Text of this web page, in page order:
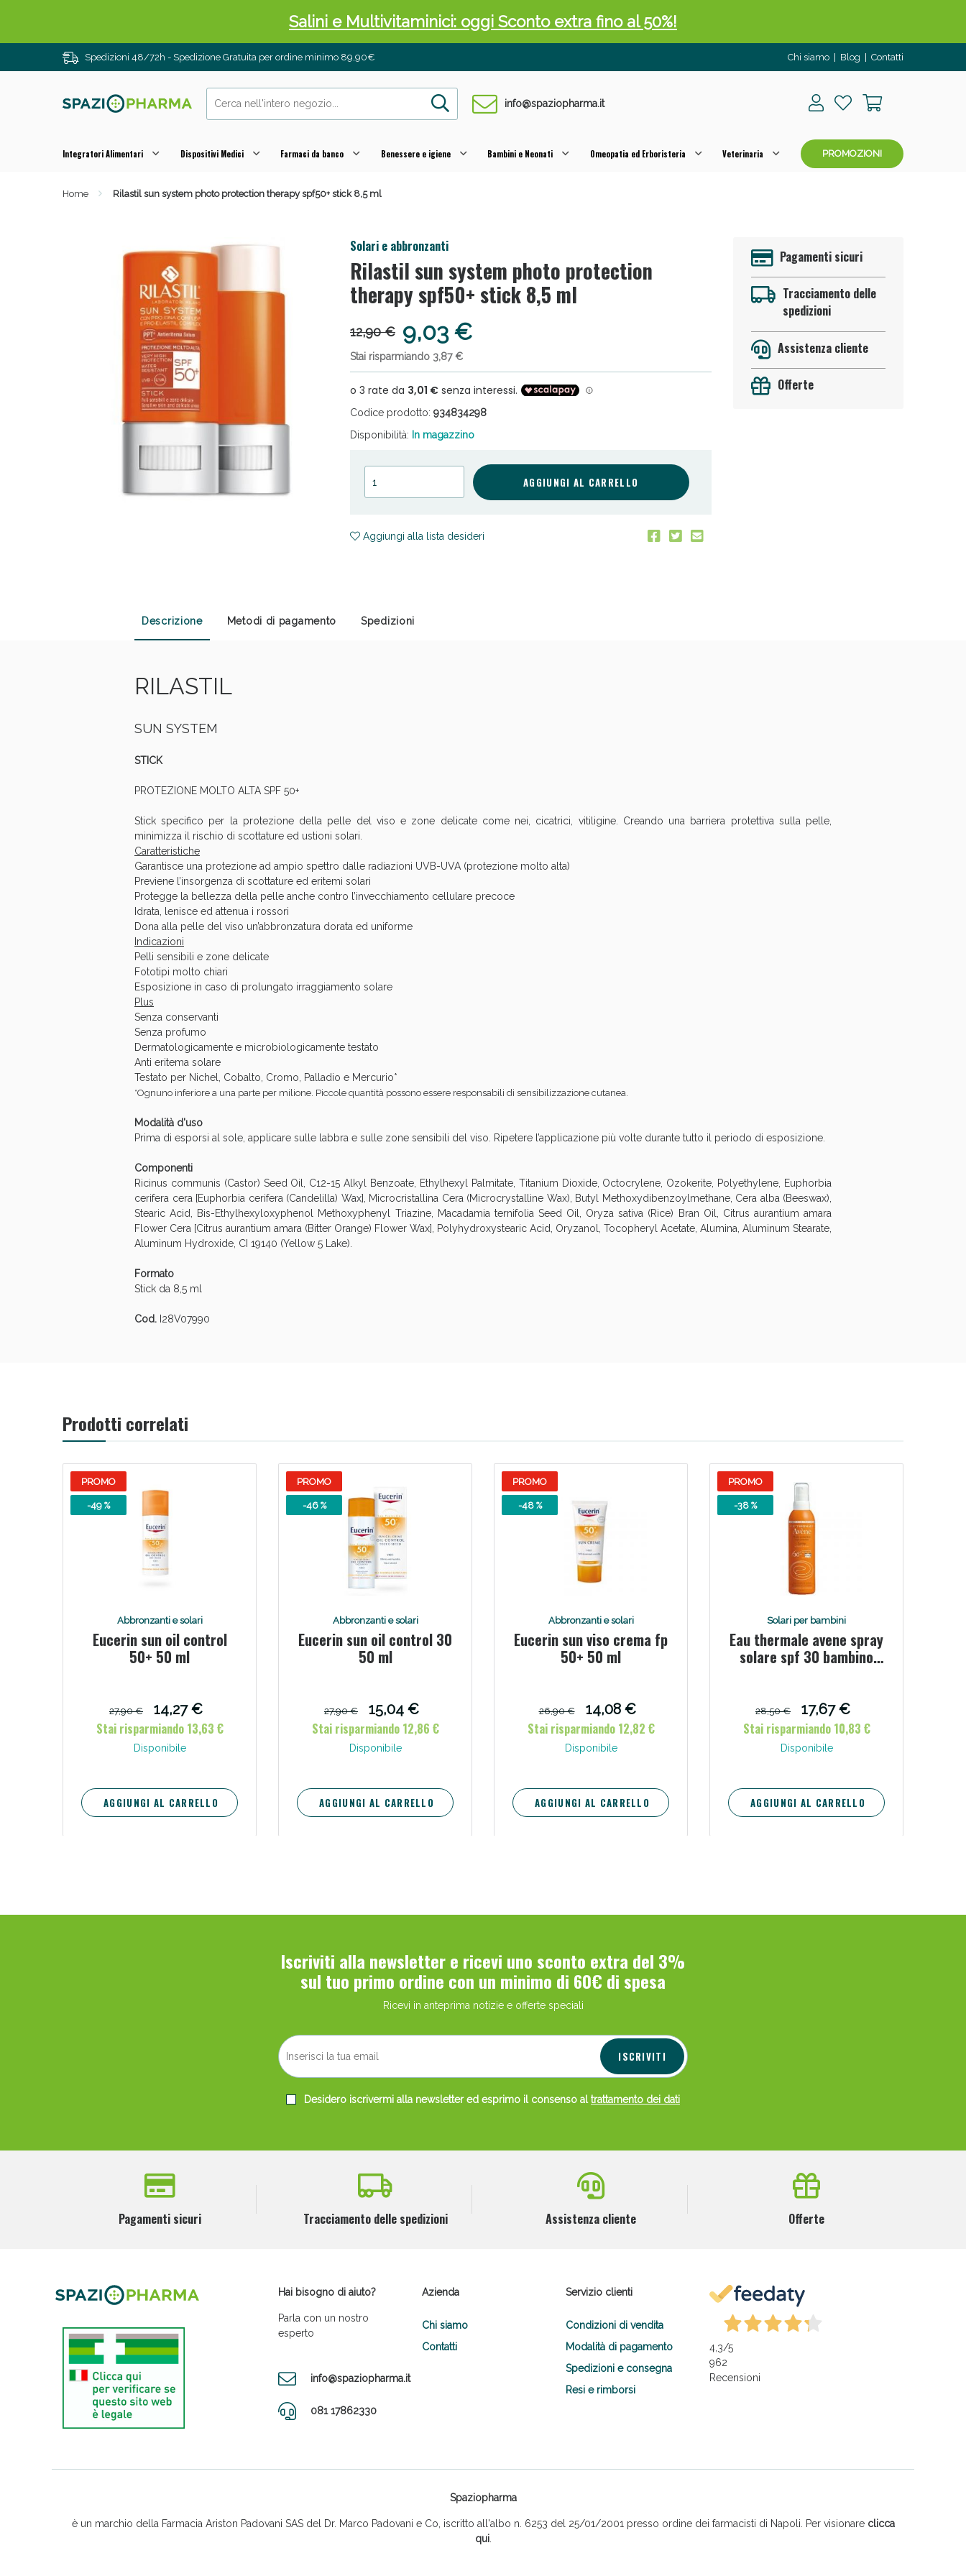
Spedizioni 48/72h - Spedizione Gratuita per ordine minimo 89,90€ Chi siamo Blog Contatti
info@spaziopharma.it
Integratori Alimentari Dispositivi Medici Farmaci da banco Benessere e igiene Bambini e Neonati Omeopatia ed Erboristeria Veterinaria PROMOZIONI
Home Rilastil sun system photo protection therapy spf50+ stick 8,5 ml
Solari e abbronzanti
Rilastil sun system photo protection
therapy spf50+ stick 8,5 ml
12,90 € 9,03 €
Stai risparmiando 3,87 €
Codice prodotto: 934834298
Disponibilità: In magazzino
AGGIUNGI AL CARRELLO
Aggiungi alla lista desideri
Pagamenti sicuri
Tracciamento delle
spedizioni
Assistenza cliente
Offerte
Descrizione Metodi di pagamento Spedizioni
RILASTIL
SUN SYSTEM
STICK
PROTEZIONE MOLTO ALTA SPF 50+
Stick specifico per la protezione della pelle del viso e zone delicate come nei, cicatrici, vitiligine. Creando una barriera protettiva sulla pelle,
minimizza il rischio di scottature ed ustioni solari.
Caratteristiche
Garantisce una protezione ad ampio spettro dalle radiazioni UVB-UVA (protezione molto alta)
Previene l’insorgenza di scottature ed eritemi solari
Protegge la bellezza della pelle anche contro l’invecchiamento cellulare precoce
Idrata, lenisce ed attenua i rossori
Dona alla pelle del viso un’abbronzatura dorata ed uniforme
Indicazioni
Pelli sensibili e zone delicate
Fototipi molto chiari
Esposizione in caso di prolungato irraggiamento solare
Plus
Senza conservanti
Senza profumo
Dermatologicamente e microbiologicamente testato
Anti eritema solare
Testato per Nichel, Cobalto, Cromo, Palladio e Mercurio*
*Ognuno inferiore a una parte per milione. Piccole quantità possono essere responsabili di sensibilizzazione cutanea.
Modalità d'uso
Prima di esporsi al sole, applicare sulle labbra e sulle zone sensibili del viso. Ripetere l’applicazione più volte durante tutto il periodo di esposizione.
Componenti
Ricinus communis (Castor) Seed Oil, C12-15 Alkyl Benzoate, Ethylhexyl Palmitate, Titanium Dioxide, Octocrylene, Ozokerite, Polyethylene, Euphorbia
cerifera cera [Euphorbia cerifera (Candelilla) Wax], Microcristallina Cera (Microcrystalline Wax), Butyl Methoxydibenzoylmethane, Cera alba (Beeswax),
Stearic Acid, Bis-Ethylhexyloxyphenol Methoxyphenyl Triazine, Macadamia ternifolia Seed Oil, Oryza sativa (Rice) Bran Oil, Citrus aurantium amara
Flower Cera [Citrus aurantium amara (Bitter Orange) Flower Wax], Polyhydroxystearic Acid, Oryzanol, Tocopheryl Acetate, Alumina, Aluminum Stearate,
Aluminum Hydroxide, CI 19140 (Yellow 5 Lake).
Formato
Stick da 8,5 ml
Cod. I28V07990
Prodotti correlati
PROMO
-49 %
Abbronzanti e solari
Eucerin sun oil control
50+ 50 ml
27,90 €
14,27 €
Stai risparmiando 13,63 €
Disponibile
AGGIUNGI AL CARRELLO
PROMO
-46 %
Abbronzanti e solari
Eucerin sun oil control 30
50 ml
27,90 €
15,04 €
Stai risparmiando 12,86 €
Disponibile
AGGIUNGI AL CARRELLO
PROMO
-48 %
Abbronzanti e solari
Eucerin sun viso crema fp
50+ 50 ml
26,90 €
14,08 €
Stai risparmiando 12,82 €
Disponibile
AGGIUNGI AL CARRELLO
PROMO
-38 %
Solari per bambini
Eau thermale avene spray
solare spf 30 bambino
28,50 €
17,67 €
Stai risparmiando 10,83 €
Disponibile
AGGIUNGI AL CARRELLO
Iscriviti alla newsletter e ricevi uno sconto extra del 3%
sul tuo primo ordine con un minimo di 60€ di spesa
Ricevi in anteprima notizie e offerte speciali
ISCRIVITI
Desidero iscrivermi alla newsletter ed esprimo il consenso al trattamento dei dati
Pagamenti sicuri Tracciamento delle spedizioni Assistenza cliente Offerte
Hai bisogno di aiuto?
Parla con un nostro
esperto
info@spaziopharma.it
081 17862330
Azienda
Chi siamo
Contatti
Servizio clienti
Condizioni di vendita
Modalità di pagamento
Spedizioni e consegna
Resi e rimborsi
4,3/5
962
Recensioni
Spaziopharma
è un marchio della Farmacia Ariston Padovani SAS del Dr. Marco Padovani e Co, iscritto all'albo n. 6253 del 25/01/2001 presso ordine dei farmacisti di Napoli. Per visionare clicca
qui.
Salini e Multivitaminici: oggi Sconto extra fino al 50%!
Anticellulite e Fanghi: Sconto fino al 40% valido oggi!
Vie Urinarie e Prostata: Sconti fino al 45% oggi!
Benessere Intestinale: Sconto fino al 55% valido oggi!